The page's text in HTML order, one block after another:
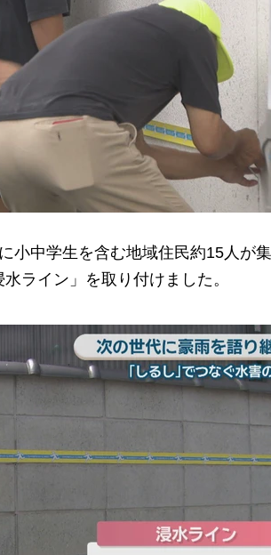
中学生を含む地域住民約15人が
ライン」を取り付けました。